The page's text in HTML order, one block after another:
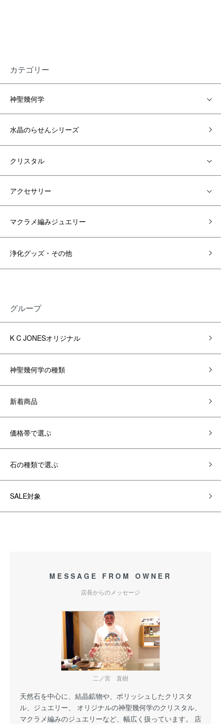
カテゴリー
神聖幾何学
水晶のらせんシリーズ
クリスタル
アクセサリー
マクラメ編みジュエリー
浄化グッズ・その他
グループ
K C JONESオリジナル
神聖幾何学の種類
新着商品
価格帯で選ぶ
石の種類で選ぶ
SALE対象
MESSAGE FROM OWNER
店長からのメッセージ
二ノ宮 直樹
天然石を中心に、結晶鉱物や、ポリッシュしたクリスタ
ル、ジュエリー、 オリジナルの神聖幾何学のクリスタル、
マクラメ編みのジュエリーなど、幅広く扱っています。 店